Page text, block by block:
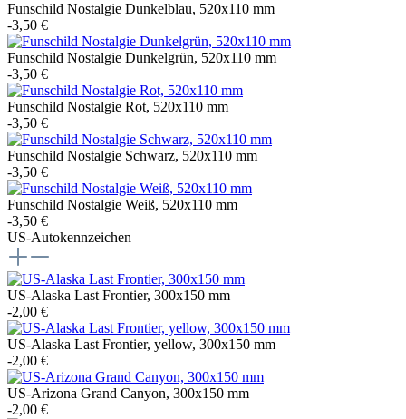
Funschild Nostalgie Dunkelblau, 520x110 mm
-3,50 €
Funschild Nostalgie Dunkelgrün, 520x110 mm
-3,50 €
Funschild Nostalgie Rot, 520x110 mm
-3,50 €
Funschild Nostalgie Schwarz, 520x110 mm
-3,50 €
Funschild Nostalgie Weiß, 520x110 mm
-3,50 €
US-Autokennzeichen
US-Alaska Last Frontier, 300x150 mm
-2,00 €
US-Alaska Last Frontier, yellow, 300x150 mm
-2,00 €
US-Arizona Grand Canyon, 300x150 mm
-2,00 €